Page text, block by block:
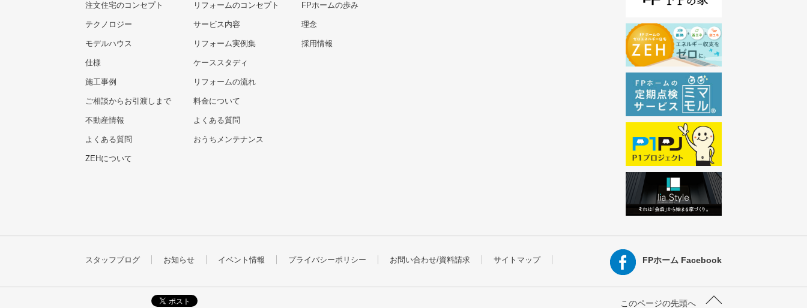
注文住宅のコンセプト
テクノロジー
モデルハウス
仕様
施工事例
ご相談からお引渡しまで
不動産情報
よくある質問
ZEHについて
リフォームのコンセプト
サービス内容
リフォーム実例集
ケーススタディ
リフォームの流れ
料金について
よくある質問
おうちメンテナンス
FPホームの歩み
理念
採用情報
スタッフブログ お知らせ イベント情報 プライバシーポリシー お問い合わせ/資料請求 サイトマップ FPホーム Facebook
このページの先頭へ